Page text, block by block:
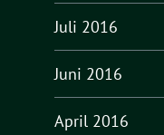
Juli 2016
Juni 2016
April 2016